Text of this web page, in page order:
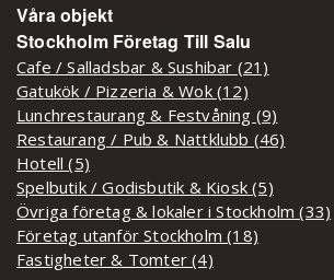
Våra objekt
Stockholm Företag Till Salu
Cafe / Salladsbar & Sushibar (21)
Gatukök / Pizzeria & Wok (12)
Lunchrestaurang & Festvåning (9)
Restaurang / Pub & Nattklubb (46)
Hotell (5)
Spelbutik / Godisbutik & Kiosk (5)
Övriga företag & lokaler i Stockholm (33)
Företag utanför Stockholm (18)
Fastigheter & Tomter (4)